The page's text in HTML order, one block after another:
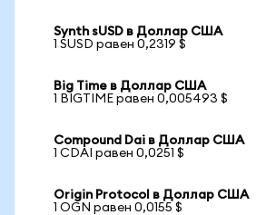
Synth sUSD в Доллар США
1 SUSD равен 0,2319 $
Big Time в Доллар США
1 BIGTIME равен 0,005493 $
Compound Dai в Доллар США
1 CDAI равен 0,0251 $
Origin Protocol в Доллар США
1 OGN равен 0,0155 $